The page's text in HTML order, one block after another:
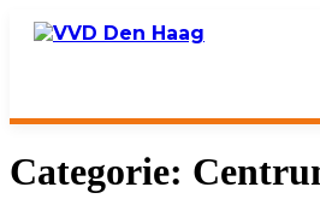
Categorie: